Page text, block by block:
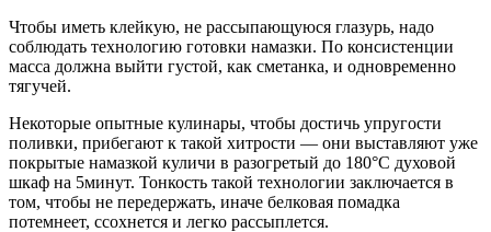
Чтобы иметь клейкую, не рассыпающуюся глазурь, надо
соблюдать технологию готовки намазки. По консистенции
масса должна выйти густой, как сметанка, и одновременно
тягучей.
Некоторые опытные кулинары, чтобы достичь упругости
поливки, прибегают к такой хитрости — они выставляют уже
покрытые намазкой куличи в разогретый до 180°С духовой
шкаф на 5минут. Тонкость такой технологии заключается в
том, чтобы не передержать, иначе белковая помадка
потемнеет, ссохнется и легко рассыплется.